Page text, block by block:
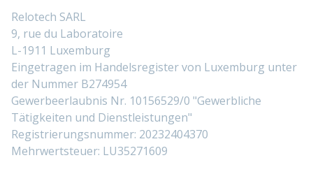
Relotech SARL
9, rue du Laboratoire
L-1911 Luxemburg
Eingetragen im Handelsregister von Luxemburg unter
der Nummer B274954
Gewerbeerlaubnis Nr. 10156529/0 "Gewerbliche
Tätigkeiten und Dienstleistungen"
Registrierungsnummer: 20232404370
Mehrwertsteuer: LU35271609